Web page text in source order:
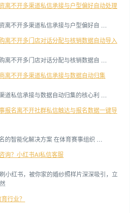
离不开多渠道私信承接与户型偏好自动处理
离不开多渠道私信承接与户型偏好自 …
离不开多门店对话分配与核销数据自动导入
离不开多门店对话分配与核销数据自 …
离不开多渠道私信承接与数据自动归集
道私信承接与数据自动归集的核心利 …
报名离不开社群私信触达与报名数据一键导
的智能化解决方案 在体育赛事组织 …
询？小红书AI私信客服
小红书，被你家的婚纱照样片深深吸引，立
行业？